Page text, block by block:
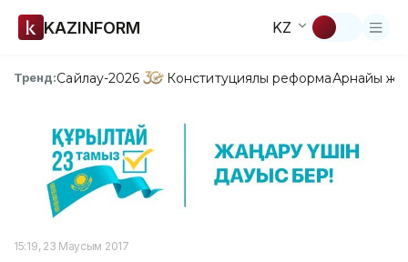
KAZINFORM KZ
Тренд:Сайлау-2026 Конституциялық реформаАрнайы
15:19, 23 Маусым 2017